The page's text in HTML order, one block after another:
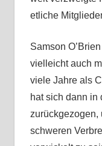
etliche
Samson
vielleicht auch
viele Jahre als
hat sich dann in
zurückgezogen,
schweren